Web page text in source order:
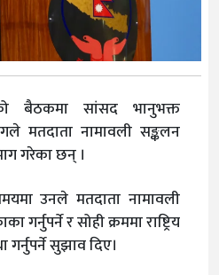
बैठकमा सांसद भानुभक्त
मतदाता नामावली सङ्कलन
गरेका छन् ।
उनले मतदाता नामावली
गर्नुपर्ने र सोही क्रममा राष्ट्रिय
गर्नुपर्ने सुझाव दिए।